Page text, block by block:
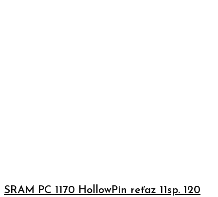
SRAM PC 1170 HollowPin reťaz 11sp. 120